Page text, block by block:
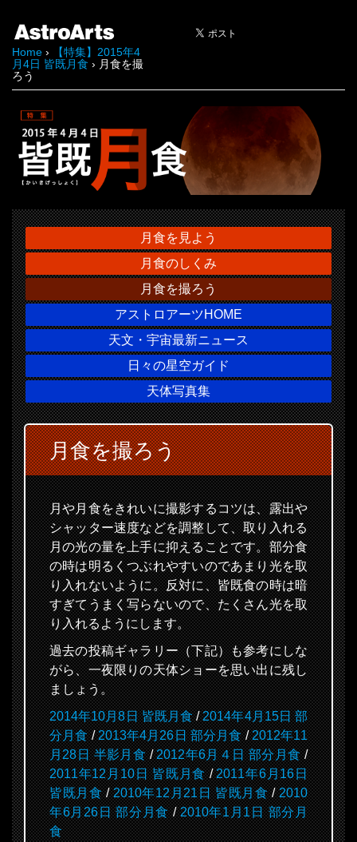
Home ›
【特集】2015年4
月4日 皆既月食 › 月食を撮
ろう
月食を見よう
月食のしくみ
月食を撮ろう
アストロアーツHOME
天文・宇宙最新ニュース
日々の星空ガイド
天体写真集
月食を撮ろう
月や月食をきれいに撮影するコツは、露出や
シャッター速度などを調整して、取り入れる
月の光の量を上手に抑えることです。部分食
の時は明るくつぶれやすいのであまり光を取
り入れないように。反対に、皆既食の時は暗
すぎてうまく写らないので、たくさん光を取
り入れるようにします。
過去の投稿ギャラリー（下記）も参考にしな
がら、一夜限りの天体ショーを思い出に残し
ましょう。
2014年10月8日 皆既月食/2014年4月15日 部
分月食/2013年4月26日 部分月食/2012年11
月28日 半影月食/2012年6月４日 部分月食/
2011年12月10日 皆既月食/2011年6月16日
皆既月食/2010年12月21日 皆既月食/2010
年6月26日 部分月食/2010年1月1日 部分月
食